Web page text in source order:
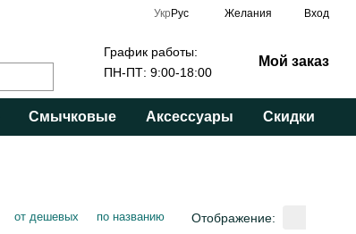
Укр Рус Желания Вход
График работы:
ПН-ПТ: 9:00-18:00
Мой заказ
Смычковые Аксессуары Скидки
от дешевых по названию Отображение: